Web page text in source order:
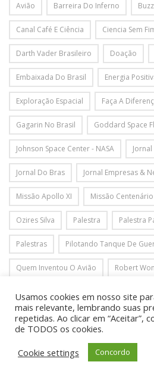
Avião Barreira Do Inferno
Canal Café E Ciência Ciencia Sem
Darth Vader Brasileiro Doação
Embaixada Do Brasil Energia
Exploração Espacial Faça A
Gagarin No Brasil Goddard Space
Johnson Space Center - NASA
Jornal Do Bras Jornal Empresas &
Missão Apollo XI Missão Centenário
Ozires Silva Palestra Palestra
Palestras Pilotando Tanque De
Quem Inventou O Avião Robert
Star Wars Star Wars Eventos
Ticket Espacial Tirolesa Virgin
Usamos cookies em nosso site
mais relevante, lembrando suas
repetidas. Ao clicar em “Aceitar”,
de TODOS os cookies.
Cookie settings
Concordo